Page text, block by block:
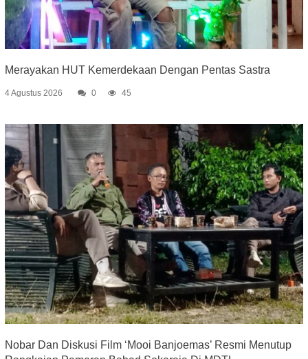
Merayakan HUT Kemerdekaan Dengan Pentas Sastra
4 Agustus 2026 0 45
Nobar Dan Diskusi Film ‘Mooi Banjoemas’ Resmi Menutup